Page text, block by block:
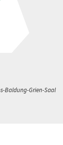
Baldung-Grien-Saal